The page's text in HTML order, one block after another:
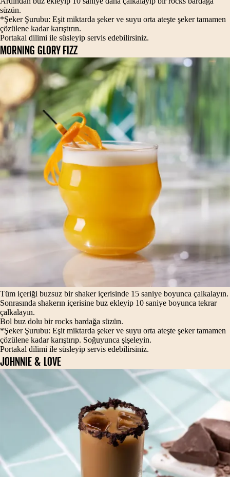
süzün.
*Şeker Şurubu: Eşit miktarda şeker ve suyu orta ateşte şeker tamamen
çözülene kadar karıştırın.
Portakal dilimi ile süsleyip servis edebilirsiniz.
MORNING GLORY FIZZ
Tüm içeriği buzsuz bir shaker içerisinde 15 saniye boyunca çalkalayın.
Sonrasında shakerın içerisine buz ekleyip 10 saniye boyunca tekrar
çalkalayın.
Bol buz dolu bir rocks bardağa süzün.
*Şeker Şurubu: Eşit miktarda şeker ve suyu orta ateşte şeker tamamen
çözülene kadar karıştırıp. Soğuyunca şişeleyin.
Portakal dilimi ile süsleyip servis edebilirsiniz.
JOHNNIE & LOVE